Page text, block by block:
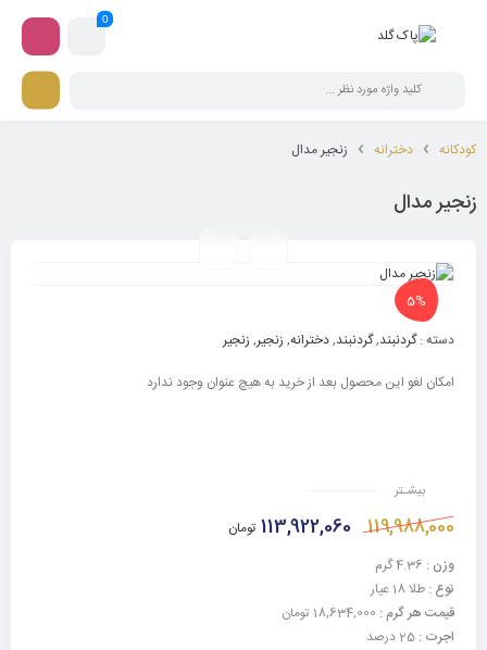
0
کودکانه دخترانه زنجیر مدال
زنجیر مدال
5%
دسته :گردنبند,گردنبند,دخترانه, زنجیر, زنجیر
امکان لغو این محصول بعد از خرید به هیچ عنوان وجود ندارد
بیشـتر
119,988,000
113,922,060 تومان
وزن :
نوع : طلا 18 عیار
قیمت هر گرم :
اجرت :